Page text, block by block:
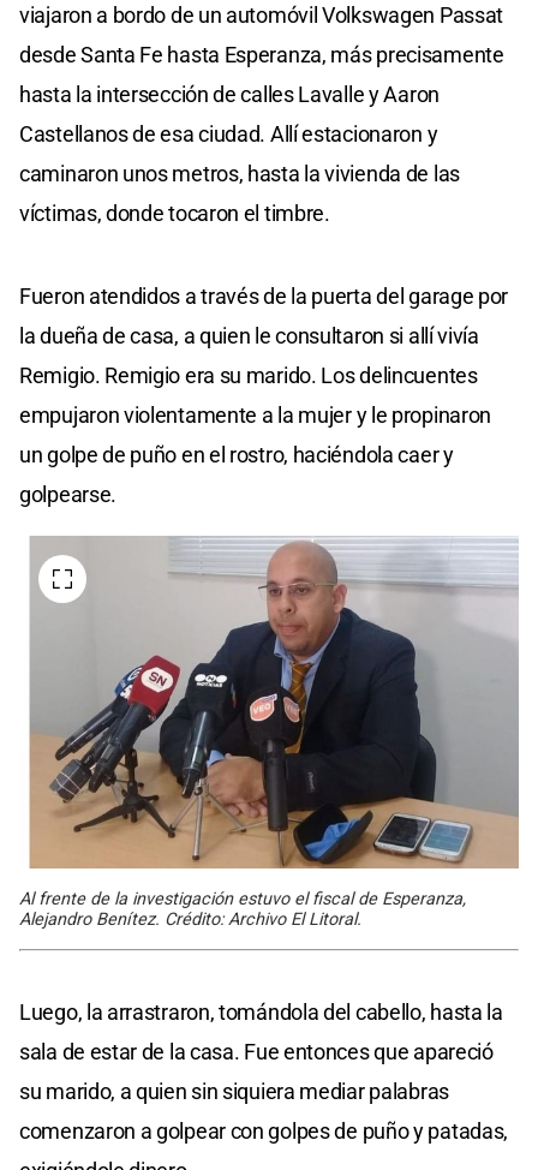
viajaron a bordo de un automóvil Volkswagen Passat
desde Santa Fe hasta Esperanza, más precisamente
hasta la intersección de calles Lavalle y Aaron
Castellanos de esa ciudad. Allí estacionaron y
caminaron unos metros, hasta la vivienda de las
víctimas, donde tocaron el timbre.
Fueron atendidos a través de la puerta del garage por
la dueña de casa, a quien le consultaron si allí vivía
Remigio. Remigio era su marido. Los delincuentes
empujaron violentamente a la mujer y le propinaron
un golpe de puño en el rostro, haciéndola caer y
golpearse.
Al frente de la investigación estuvo el fiscal de Esperanza,
Alejandro Benítez. Crédito: Archivo El Litoral.
Luego, la arrastraron, tomándola del cabello, hasta la
sala de estar de la casa. Fue entonces que apareció
su marido, a quien sin siquiera mediar palabras
comenzaron a golpear con golpes de puño y patadas,